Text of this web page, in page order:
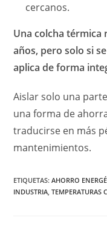
cercanos.
Una colcha
años, pero solo si
aplica de forma
Aislar solo una
una forma de
traducirse en más
mantenimientos.
ETIQUETAS:AHORRO
INDUSTRIA, TEMPERATURAS